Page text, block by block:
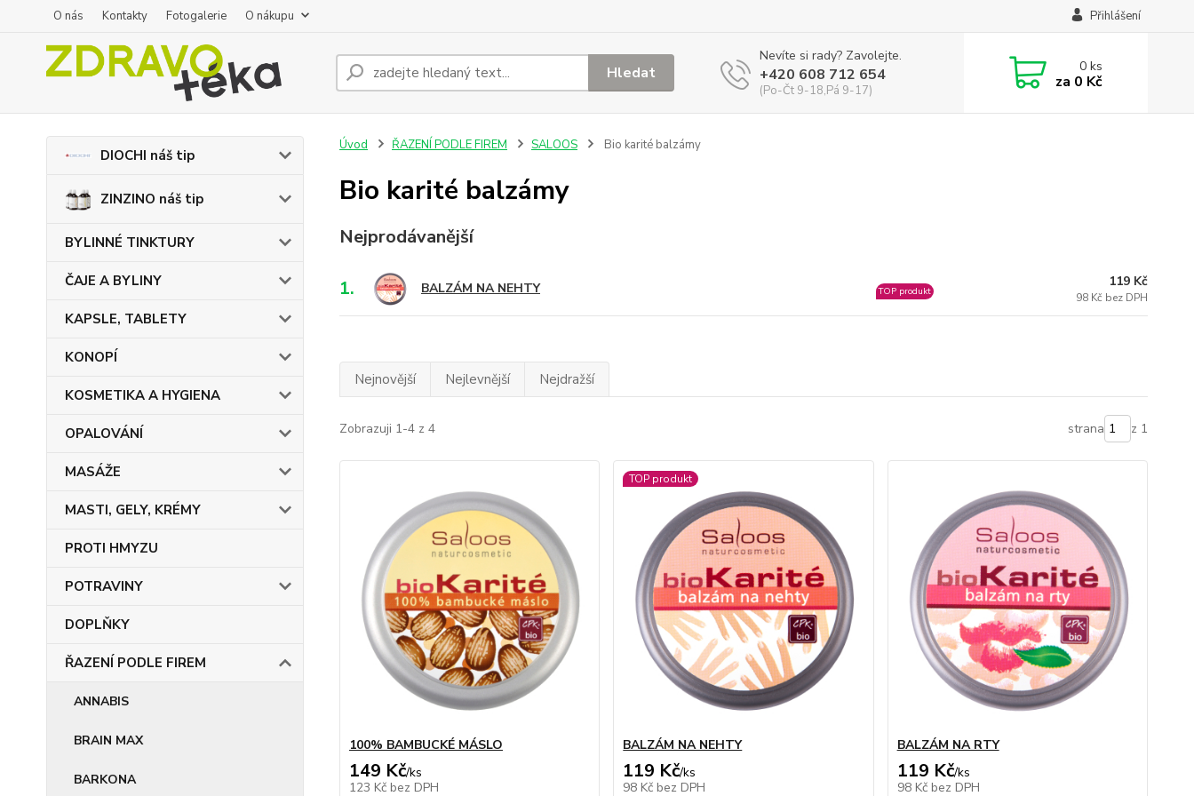
O nás Kontakty Fotogalerie O nákupu Přihlášení
Hledat
Nevíte si rady? Zavolejte.
+420 608 712 654
(Po-Čt 9-18,Pá 9-17)
0ks
za 0 Kč
DIOCHI náš tip
ZINZINO náš tip
BYLINNÉ TINKTURY
ČAJE A BYLINY
KAPSLE, TABLETY
KONOPÍ
KOSMETIKA A HYGIENA
OPALOVÁNÍ
MASÁŽE
MASTI, GELY, KRÉMY
PROTI HMYZU
POTRAVINY
DOPLŇKY
ŘAZENÍ PODLE FIREM
ANNABIS
BRAIN MAX
BARKONA
Úvod ŘAZENÍ PODLE FIREM SALOOS Bio karité balzámy
Bio karité balzámy
Nejprodávanější
1. BALZÁM NA NEHTY TOP produkt
119 Kč
98 Kč bez DPH
Nejnovější Nejlevnější Nejdražší
Zobrazuji 1-4 z 4 strana z 1
100% BAMBUCKÉ MÁSLO
149 Kč/ks
123 Kč bez DPH
TOP produkt
BALZÁM NA NEHTY
119 Kč/ks
98 Kč bez DPH
BALZÁM NA RTY
119 Kč/ks
98 Kč bez DPH